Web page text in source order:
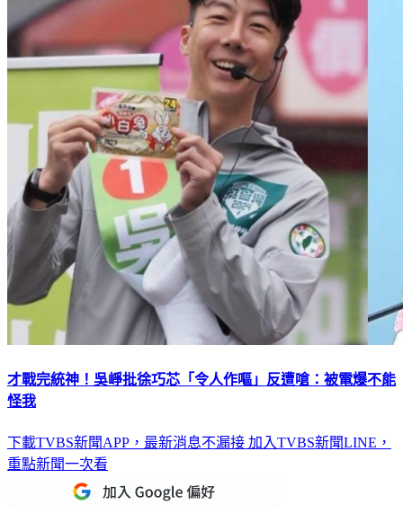
才戰完統神！吳崢批徐巧芯「令人作嘔」反遭嗆：被電爆不能
怪我
下載TVBS新聞APP，最新消息不漏接 加入TVBS新聞LINE，
重點新聞一次看